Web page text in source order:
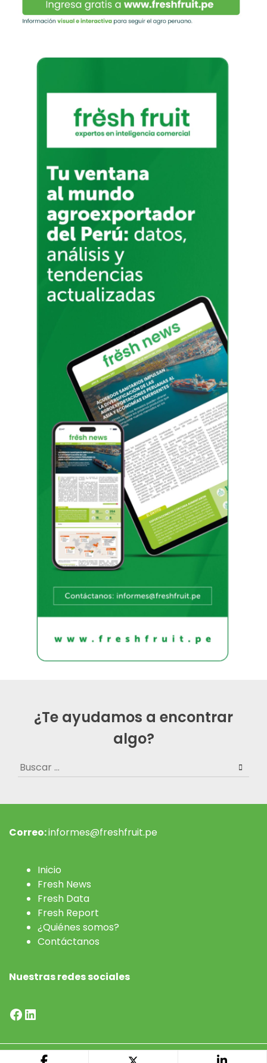
¿Te ayudamos a encontrar
algo?
Buscar:
Correo:informes@freshfruit.pe
Inicio
Fresh News
Fresh Data
Fresh Report
¿Quiénes somos?
Contáctanos
Nuestras redes sociales
Facebook
LinkedIn
Desarrollado por Preciso - Agencia de Contenidos